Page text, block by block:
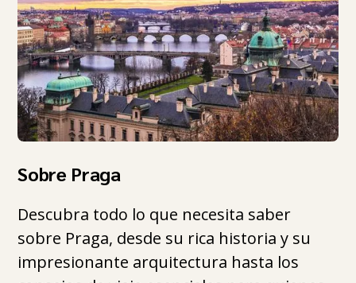
Sobre Praga
Descubra todo lo que necesita saber
sobre Praga, desde su rica historia y su
impresionante arquitectura hasta los